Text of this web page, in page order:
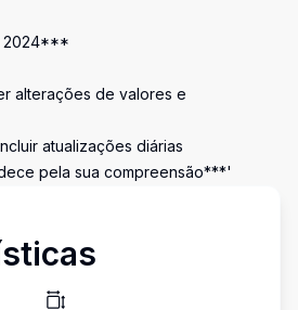
2024***
alterações de valores e
atualizações diárias
pela sua compreensão***'